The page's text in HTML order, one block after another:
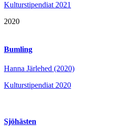
Kulturstipendiat 2021
2020
Bumling
Hanna Järlehed (2020)
Kulturstipendiat 2020
Sjöhästen